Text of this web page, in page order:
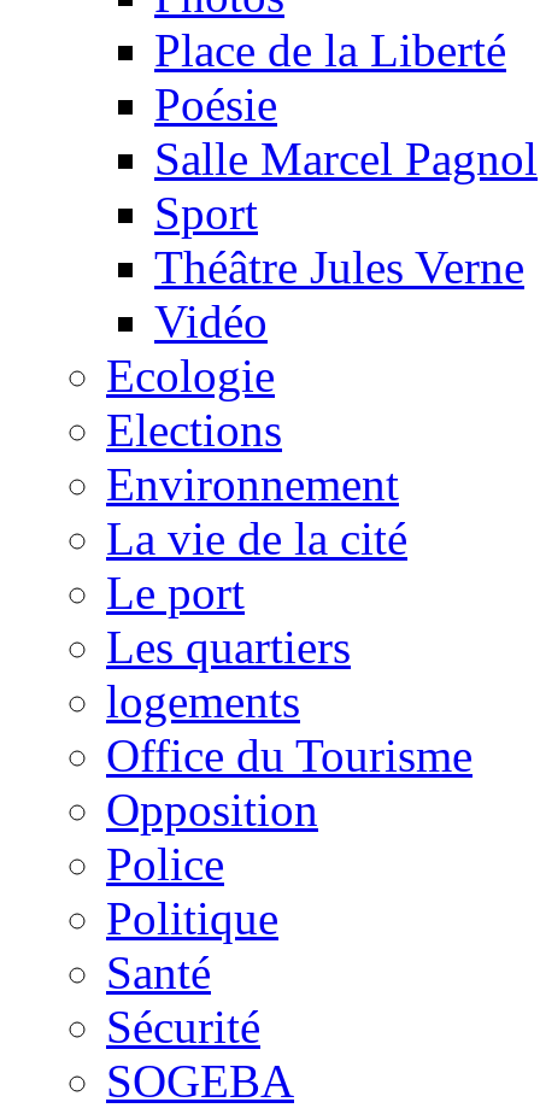
Place de la Liberté
Poésie
Salle Marcel Pagnol
Sport
Théâtre Jules Verne
Vidéo
Ecologie
Elections
Environnement
La vie de la cité
Le port
Les quartiers
logements
Office du Tourisme
Opposition
Police
Politique
Santé
Sécurité
SOGEBA